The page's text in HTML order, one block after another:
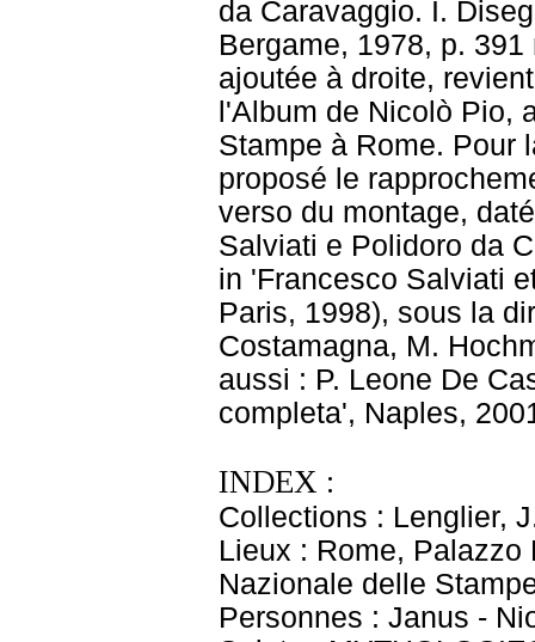
da Caravaggio. I.
Bergame, 1978, p.
ajoutée à droite,
l'Album de Nicolò Pio,
Stampe à Rome. Pour
proposé le
verso du montage,
Salviati e Polidoro da
in 'Francesco Salviati
Paris, 1998), sous la
Costamagna, M.
aussi : P. Leone De
completa', Naples,
INDEX :
Collections : Lenglier,
Lieux : Rome, Palazzo
Nazionale delle
Personnes : Janus -